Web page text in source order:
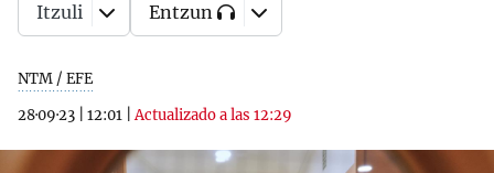
NTM / EFE
28·09·23
12:01 |Actualizado a las 12:29
Itzuli Entzun